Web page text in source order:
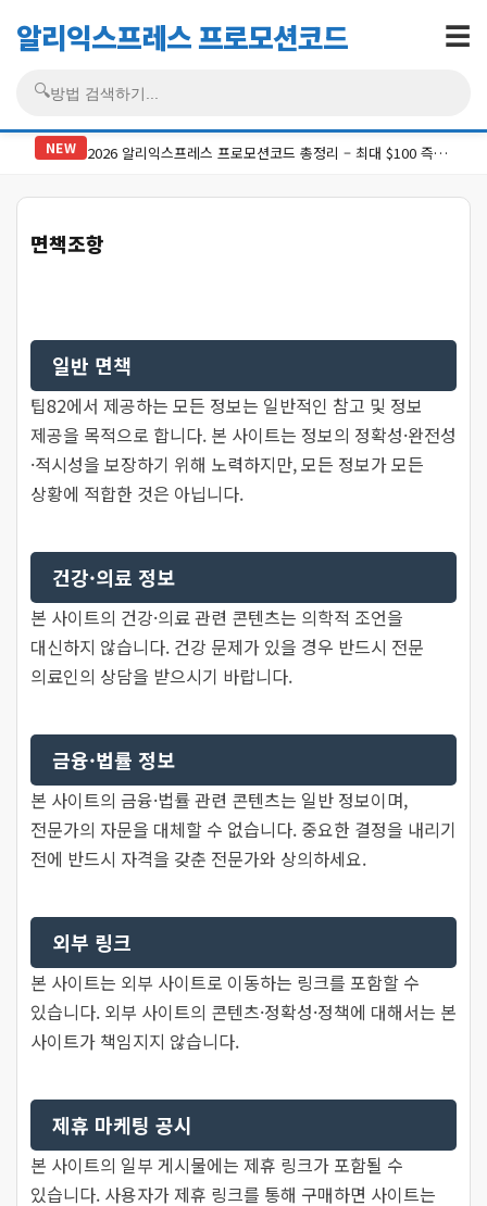
알리익스프레스 프로모션코드
검색
🔍
☰
NEW 2026 알리익스프레스 프로모션코드 총정리 – 최대 $100 즉시할인 코드 6종 + 적용법 [최신]
면책조항
일반 면책
팁82에서 제공하는 모든 정보는 일반적인 참고 및 정보
제공을 목적으로 합니다. 본 사이트는 정보의 정확성·완전성
·적시성을 보장하기 위해 노력하지만, 모든 정보가 모든
상황에 적합한 것은 아닙니다.
건강·의료 정보
본 사이트의 건강·의료 관련 콘텐츠는 의학적 조언을
대신하지 않습니다. 건강 문제가 있을 경우 반드시 전문
의료인의 상담을 받으시기 바랍니다.
금융·법률 정보
본 사이트의 금융·법률 관련 콘텐츠는 일반 정보이며,
전문가의 자문을 대체할 수 없습니다. 중요한 결정을 내리기
전에 반드시 자격을 갖춘 전문가와 상의하세요.
외부 링크
본 사이트는 외부 사이트로 이동하는 링크를 포함할 수
있습니다. 외부 사이트의 콘텐츠·정확성·정책에 대해서는 본
사이트가 책임지지 않습니다.
제휴 마케팅 공시
본 사이트의 일부 게시물에는 제휴 링크가 포함될 수
있습니다. 사용자가 제휴 링크를 통해 구매하면 사이트는